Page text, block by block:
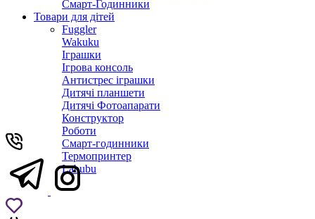
Смарт-Годинники
Товари для дітей
Fuggler
Wakuku
Іграшки
Ігрова консоль
Антистрес іграшки
Дитячi планшети
Дитячі Фотоапарати
Конструктор
Роботи
Смарт-годинники
Термопринтер
Labubu